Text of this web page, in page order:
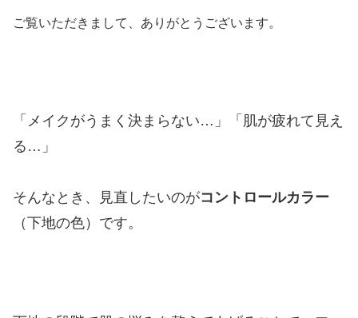
ご覧いただきまして、ありがとうございます。
「メイクがうまく決まらない…」「肌が疲れて見え
る…」
そんなとき、見直したいのがコントロールカラー
（下地の色）です。